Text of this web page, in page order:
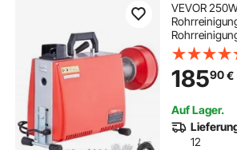
VEVOR
Stahlseile für
mit 7
Büros und
18590€
Auf Lager.
12